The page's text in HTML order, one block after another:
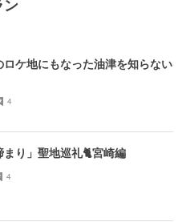
ン
ケ地にもなった油津を知らない
4
り」聖地巡礼🐈宮崎編
4